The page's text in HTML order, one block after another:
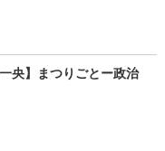
央】まつりごとー政治